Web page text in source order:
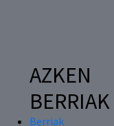
AZKEN
BERRIAK
Berriak